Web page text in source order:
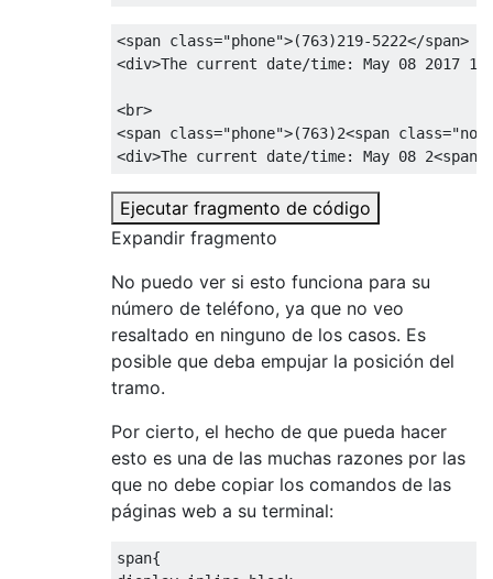
<span class="phone">(763)219-5222</span>
<div>The current date/time: May 08 2017
<br>
<span class="phone">(763)2<span class=
<div>The current date/time: May 08 2<span
Ejecutar fragmento de código
Expandir fragmento
No puedo ver si esto funciona para su
número de teléfono, ya que no veo
resaltado en ninguno de los casos. Es
posible que deba empujar la posición del
tramo.
Por cierto, el hecho de que pueda hacer
esto es una de las muchas razones por las
que no debe copiar los comandos de las
páginas web a su terminal:
span{